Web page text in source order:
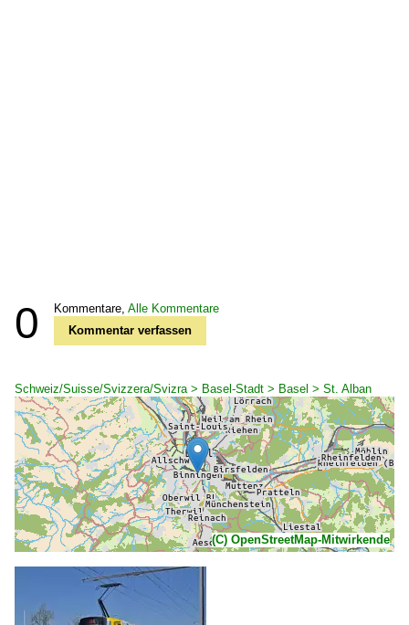
0 Kommentare, Alle Kommentare
Kommentar verfassen
Schweiz/Suisse/Svizzera/Svizra > Basel-Stadt > Basel > St. Alban
(C) OpenStreetMap-Mitwirkende